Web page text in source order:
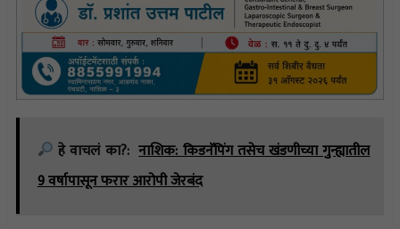
हे वाचलं का?: नाशिक: किडनॅपिंग तसेच खंडणीच्या गुन्ह्यातील
9 वर्षापासून फरार आरोपी जेरबंद